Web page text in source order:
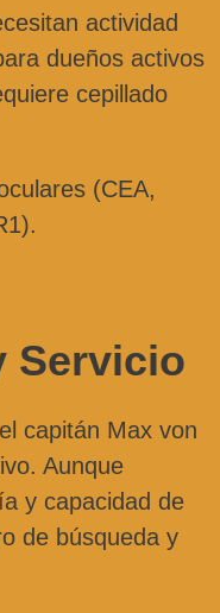
actividad
dueños activos
cepillado
(CEA,
Servicio
capitán Max von
Aunque
y capacidad de
de búsqueda y